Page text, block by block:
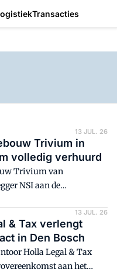
Transacties
13 JUL. 26
Trivium in
volledig verhuurd
Trivium van
NSI aan de
verhuurd.
13 JUL. 26
& Tax verlengt
in Den Bosch
Holla Legal & Tax
aan het